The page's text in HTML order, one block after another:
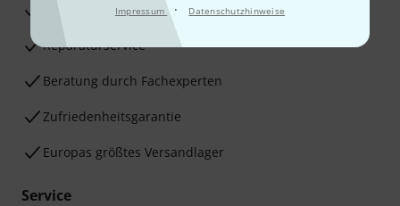
Impressum · Datenschutzhinweise
30 Tage Money-Back-Garantie
Reparaturservice
Beratung durch Fachexperten
Zufriedenheitsgarantie
Europas größtes Versandlager
Service